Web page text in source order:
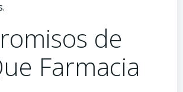
de
Farmacia